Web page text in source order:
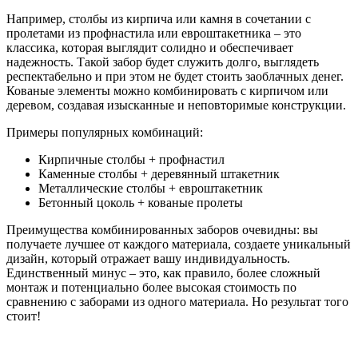
Например, столбы из кирпича или камня в сочетании с
пролетами из профнастила или евроштакетника – это
классика, которая выглядит солидно и обеспечивает
надежность. Такой забор будет служить долго, выглядеть
респектабельно и при этом не будет стоить заоблачных денег.
Кованые элементы можно комбинировать с кирпичом или
деревом, создавая изысканные и неповторимые конструкции.
Примеры популярных комбинаций:
Кирпичные столбы + профнастил
Каменные столбы + деревянный штакетник
Металлические столбы + евроштакетник
Бетонный цоколь + кованые пролеты
Преимущества комбинированных заборов очевидны: вы
получаете лучшее от каждого материала, создаете уникальный
дизайн, который отражает вашу индивидуальность.
Единственный минус – это, как правило, более сложный
монтаж и потенциально более высокая стоимость по
сравнению с заборами из одного материала. Но результат того
стоит!